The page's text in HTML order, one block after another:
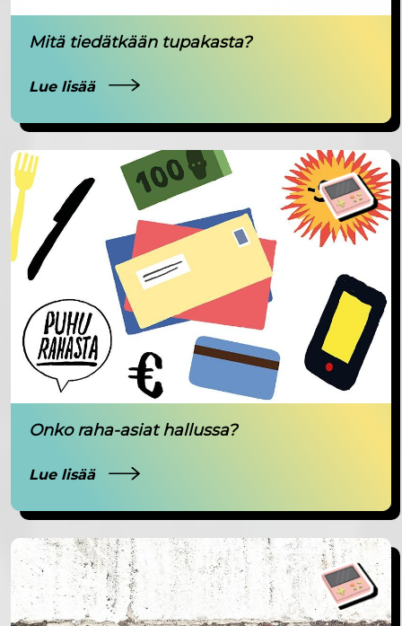
Mitä tiedätkään tupakasta?
Lue lisää
Onko raha-asiat hallussa?
Lue lisää